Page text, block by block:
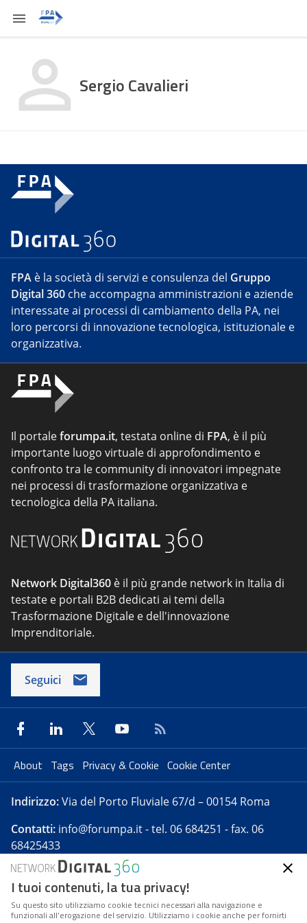
Sergio Cavalieri
FPA è la società di servizi e consulenza del Gruppo
Digital 360 che accompagna amministrazioni e aziende
interessate ai processi di cambiamento della PA, nei
loro percorsi di innovazione tecnologica, istituzionale e
organizzativa.
Il portaleforumpa.it, testata online di FPA, è il più
importante luogo virtuale di approfondimento e
confronto tra le community di innovatori impegnate
nei processi di trasformazione organizzativa e
tecnologica della PA italiana.
Network Digital360 è il più grande network in Italia di
testate e portali B2B dedicati ai temi della
Trasformazione Digitale e dell'innovazione
Imprenditoriale.
Seguici
About Tags Privacy & Cookie Cookie Center
Indirizzo:Via del Porto Fluviale 67/d – 00154 Roma
Contatti: info@forumpa.it- tel. 06 684251 - fax. 06
68425433
Forumpa.itè una pubblicazione telematica iscritta
presso Registro della stampa del Tribunale di Roma -
Reg. n. 182 del 2 maggio 2008 - Direttore resp. Michela
I tuoi contenuti, la tua privacy!
Su questo sito utilizziamo cookie tecnici necessari alla navigazione e
funzionali all’erogazione del servizio. Utilizziamo i cookie anche per fornirti